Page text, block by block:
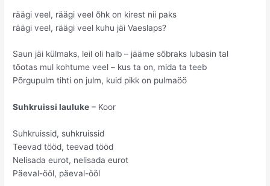
räägi veel, räägi veel õhk on kirest nii paks
räägi veel, räägi veel kuhu jäi Vaeslaps?
Saun jäi külmaks, leil oli halb – jääme sõbraks lubasin tal
tõotas mul kohtume veel – kus ta on, mida ta teeb
Põrgupulm tihti on julm, kuid pikk on pulmaöö
Suhkruissi lauluke – Koor
Suhkruissid, suhkruissid
Teevad tööd, teevad tööd
Nelisada eurot, nelisada eurot
Päeval-ööl, päeval-ööl